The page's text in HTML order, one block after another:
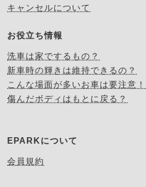
キャンセルについて
お役立ち情報
洗車は家でするもの？
新車時の輝きは維持できるの？
こんな場面が多いお車は要注意！
傷んだボディはもとに戻る？
EPARKについて
会員規約